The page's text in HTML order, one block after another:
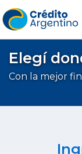
Elegí
Con la mejor